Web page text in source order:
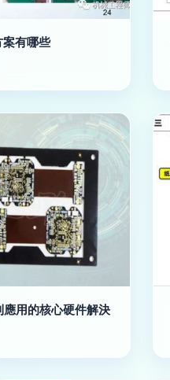
有哪些
用的核心硬件解決